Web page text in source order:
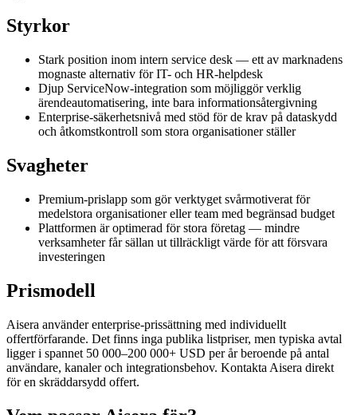
Styrkor
Stark position inom intern service desk — ett av marknadens
mognaste alternativ för IT- och HR-helpdesk
Djup ServiceNow-integration som möjliggör verklig
ärendeautomatisering, inte bara informationsåtergivning
Enterprise-säkerhetsnivå med stöd för de krav på dataskydd
och åtkomstkontroll som stora organisationer ställer
Svagheter
Premium-prislapp som gör verktyget svårmotiverat för
medelstora organisationer eller team med begränsad budget
Plattformen är optimerad för stora företag — mindre
verksamheter får sällan ut tillräckligt värde för att försvara
investeringen
Prismodell
Aisera använder enterprise-prissättning med individuellt
offertförfarande. Det finns inga publika listpriser, men typiska avtal
ligger i spannet 50 000–200 000+ USD per år beroende på antal
användare, kanaler och integrationsbehov. Kontakta Aisera direkt
för en skräddarsydd offert.